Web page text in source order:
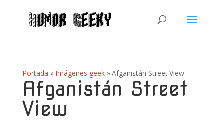
Portada » Imágenes geek» Afganistán Street View
Afganistán Street
View